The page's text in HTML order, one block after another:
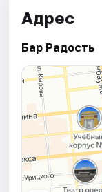
Адрес
Бар Радость